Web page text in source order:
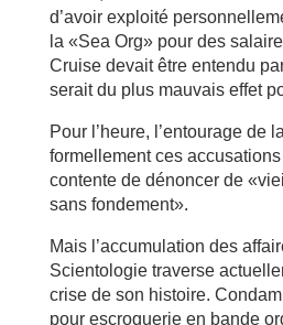
d’avoir exploité
la «Sea Org» pour des
Cruise devait être entendu
serait du plus mauvais effet
Pour l’heure, l’entourage de
formellement ces
contente de dénoncer de
sans fondement».
Mais l’accumulation des
Scientologie traverse
crise de son histoire.
pour escroquerie en bande